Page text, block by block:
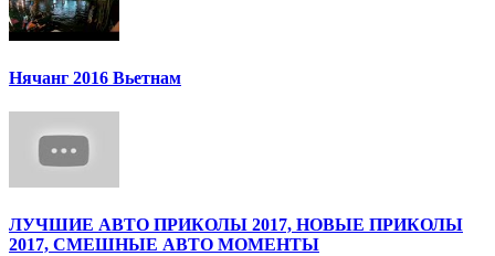
Нячанг 2016 Вьетнам
ЛУЧШИЕ АВТО ПРИКОЛЫ 2017, НОВЫЕ ПРИКОЛЫ
2017, СМЕШНЫЕ АВТО МОМЕНТЫ